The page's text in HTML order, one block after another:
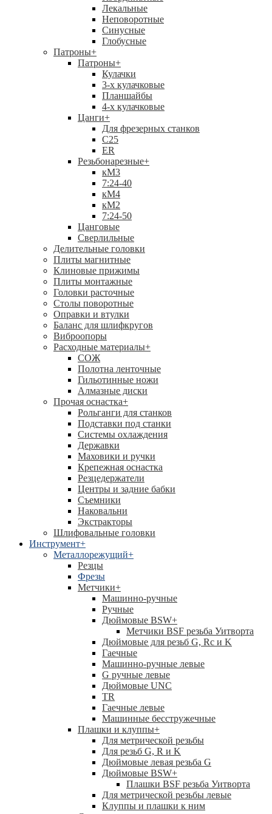
Лекальные
Неповоротные
Синусные
Глобусные
Патроны+
Патроны+
Кулачки
3-х кулачковые
Планшайбы
4-х кулачковые
Цанги+
Для фрезерных станков
С25
ER
Резьбонарезные+
кМ3
7:24-40
кМ4
кМ2
7:24-50
Цанговые
Сверлильные
Делительные головки
Плиты магнитные
Клиновые прижимы
Плиты монтажные
Головки расточные
Столы поворотные
Оправки и втулки
Баланс для шлифкругов
Виброопоры
Расходные материалы+
СОЖ
Полотна ленточные
Гильотинные ножи
Алмазные диски
Прочая оснастка+
Рольганги для станков
Подставки под станки
Системы охлаждения
Державки
Маховики и ручки
Крепежная оснастка
Резцедержатели
Центры и задние бабки
Съемники
Наковальни
Экстракторы
Шлифовальные головки
Инструмент+
Металлорежущий+
Резцы
Фрезы
Метчики+
Машинно-ручные
Ручные
Дюймовые BSW+
Метчики BSF резьба Уитворта
Дюймовые для резьб G, Rc и K
Гаечные
Машинно-ручные левые
G ручные левые
Дюймовые UNC
TR
Гаечные левые
Машинные бесстружечные
Плашки и клуппы+
Для метрической резьбы
Для резьб G, R и K
Дюймовые левая резьба G
Дюймовые BSW+
Плашки BSF резьба Уитворта
Для метрической резьбы левые
Клуппы и плашки к ним